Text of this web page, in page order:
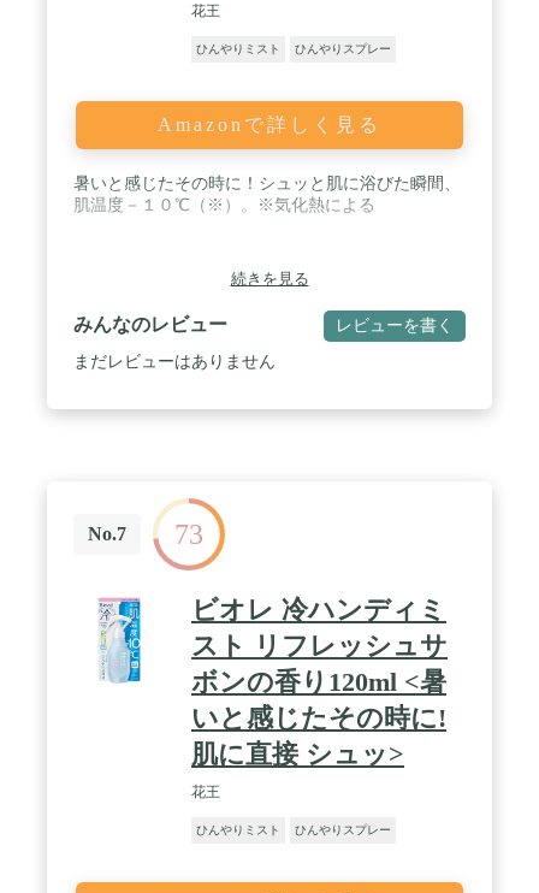
花王
ひんやりミスト ひんやりスプレー
Amazonで詳しく見る
暑いと感じたその時に！シュッと肌に浴びた瞬間、
肌温度－１０℃（※）。※気化熱による
続きを見る
みんなのレビュー レビューを書く
まだレビューはありません
No.7 73
ビオレ 冷ハンディミ
スト リフレッシュサ
ボンの香り120ml <暑
いと感じたその時に!
肌に直接 シュッ>
花王
ひんやりミスト ひんやりスプレー